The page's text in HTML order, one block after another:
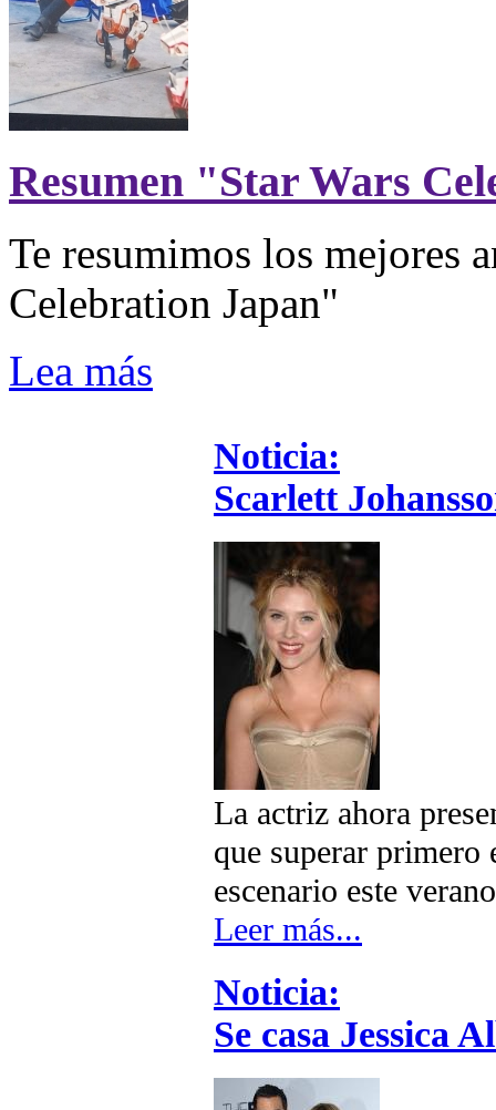
Resumen "Star Wars
Te resumimos los mejores
Celebration Japan"
Lea más
Noticia:
Scarlett
La actriz ahora
que superar primero
escenario este
Leer más...
Noticia:
Se casa Jessica